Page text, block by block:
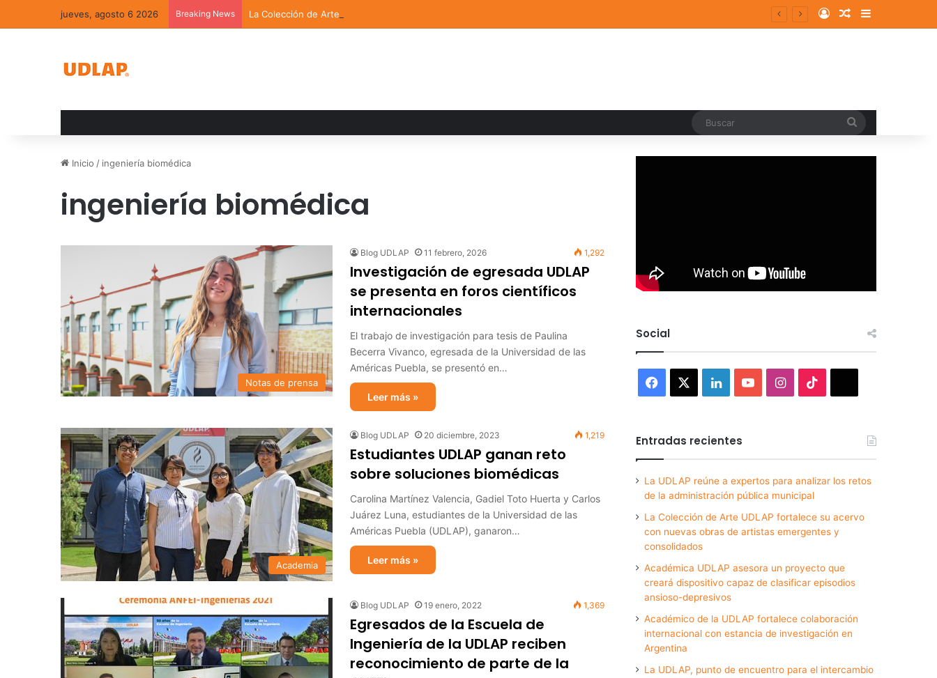
jueves, agosto 6 2026 Breaking News La Colección de Arte UDLAP fortalece su acervo con nuevas obras de artistas emergentes y consolidados Log InRandom Article
Sidebar
Inicio / ingeniería biomédica
ingeniería biomédica
Notas de prensa
Blog UDLAP 11 febrero, 2026 1,292
Investigación de egresada UDLAP
se presenta en foros científicos
internacionales
El trabajo de investigación para tesis de Paulina
Becerra Vivanco, egresada de la Universidad de las
Américas Puebla, se presentó en…
Leer más »
Academia
Blog UDLAP 20 diciembre, 2023 1,219
Estudiantes UDLAP ganan reto
sobre soluciones biomédicas
Carolina Martínez Valencia, Gadiel Toto Huerta y Carlos
Juárez Luna, estudiantes de la Universidad de las
Américas Puebla (UDLAP), ganaron…
Leer más »
Blog UDLAP 19 enero, 2022 1,369
Egresados de la Escuela de
Ingeniería de la UDLAP reciben
reconocimiento de parte de la
Social
Facebook LinkedInYouTubeInstagram
Entradas recientes
La UDLAP reúne a expertos para analizar los retos
de la administración pública municipal
La Colección de Arte UDLAP fortalece su acervo
con nuevas obras de artistas emergentes y
consolidados
Académica UDLAP asesora un proyecto que
creará dispositivo capaz de clasificar episodios
ansioso-depresivos
Académico de la UDLAP fortalece colaboración
internacional con estancia de investigación en
Argentina
La UDLAP, punto de encuentro para el intercambio